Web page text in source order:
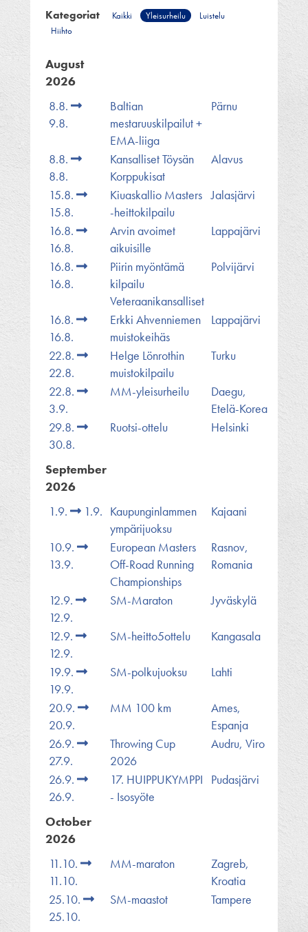
Kategoriat Kaikki Yleisurheilu
Luistelu
Hiihto
August
2026
8.8.
9.8.
Baltian
mestaruuskilpailut +
EMA-liiga
Pärnu
8.8.
8.8.
Kansalliset Töysän
Korppukisat
Alavus
15.8.
15.8.
Kiuaskallio Masters
-heittokilpailu
Jalasjärvi
16.8.
16.8.
Arvin avoimet
aikuisille
Lappajärvi
16.8.
16.8.
Piirin myöntämä
kilpailu
Veteraanikansalliset
Polvijärvi
16.8.
16.8.
Erkki Ahvenniemen
muistokeihäs
Lappajärvi
22.8.
22.8.
Helge Lönrothin
muistokilpailu
Turku
22.8.
3.9.
MM-yleisurheilu
Daegu,
Etelä-Korea
29.8.
30.8.
Ruotsi-ottelu Helsinki
September
2026
1.9.
1.9. Kaupunginlammen
ympärijuoksu
Kajaani
10.9.
13.9.
European Masters
Off-Road Running
Championships
Rasnov,
Romania
12.9.
12.9.
SM-Maraton Jyväskylä
12.9.
12.9.
SM-heitto5ottelu Kangasala
19.9.
19.9.
SM-polkujuoksu Lahti
20.9.
20.9.
MM 100 km
Ames,
Espanja
26.9.
27.9.
Throwing Cup
2026
Audru, Viro
26.9.
26.9.
17. HUIPPUKYMPPI
- Isosyöte
Pudasjärvi
October
2026
11.10.
11.10.
MM-maraton
Zagreb,
Kroatia
25.10.
25.10.
SM-maastot Tampere